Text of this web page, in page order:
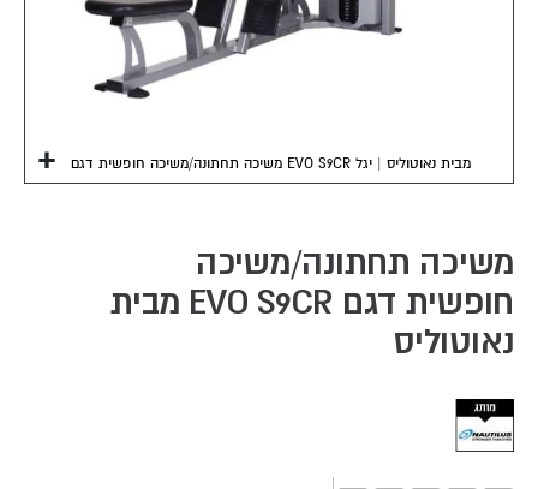
משיכה תחתונה/משיכה חופשית דגם EVO S9CR מבית נאוטוליס | יגל
beginning
of
images
משיכה תחתונה/משיכה
חופשית דגם EVO S9CR מבית
נאוטוליס